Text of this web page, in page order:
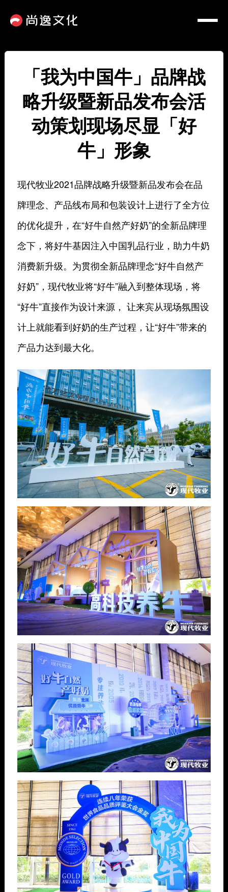
「我为中国牛」品牌战
略升级暨新品发布会活
动策划现场尽显「好
牛」形象
现代牧业2021品牌战略升级暨新品发布会在品
牌理念、产品线布局和包装设计上进行了全方位
的优化提升，在“好牛自然产好奶”的全新品牌理
念下，将好牛基因注入中国乳品行业，助力牛奶
消费新升级。为贯彻全新品牌理念“好牛自然产
好奶”，现代牧业将“好牛”融入到整体现场，将
“好牛”直接作为设计来源， 让来宾从现场氛围设
计上就能看到好奶的生产过程，让“好牛”带来的
产品力达到最大化。